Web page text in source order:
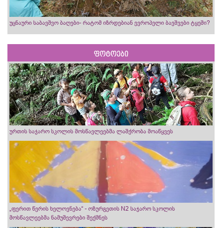
უცნაური საბავშვო ბაღები- რატომ იზრდებიან ევროპელი ბავშვები ტყეში?
ფოტოები
ურთის საჯარო სკოლის მოსწავლეებმა ლაშქრობა მოაწყვეს
„ფერით წერის ხელოვნება“ - ოზურგეთის N2 საჯარო სკოლის
მოსწავლეებმა ნამუშევრები შექმნეს